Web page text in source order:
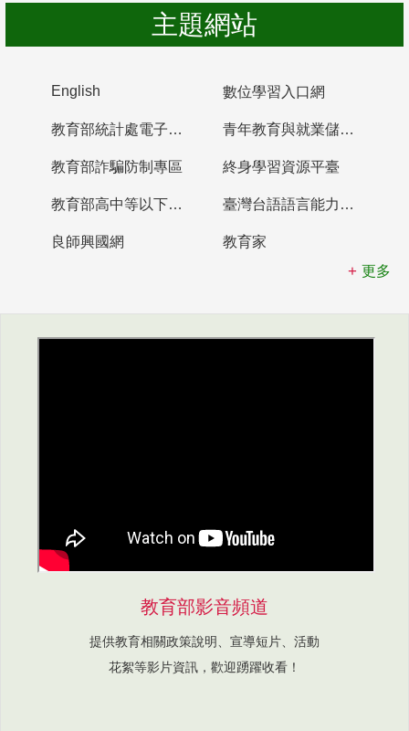
主題網站
English 數位學習入口網
教育部統計處電子書櫃 青年教育與就業儲蓄帳戶
教育部詐騙防制專區 終身學習資源平臺
教育部高中等以下學校及幼兒園教師資格檢定考試 臺灣台語語言能力認證網站
良師興國網
教育家
更多
教育部影音頻道
提供教育相關政策說明、宣導短片、活動
花絮等影片資訊，歡迎踴躍收看！